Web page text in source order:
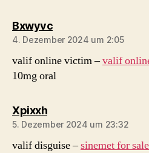
Bxwyvcsagt:
4. Dezember 2024 um 2:05
valif online victim –valif
10mg oral
Xpixxhsagt:
5. Dezember 2024 um 23:32
valif disguise –sinemet for sale